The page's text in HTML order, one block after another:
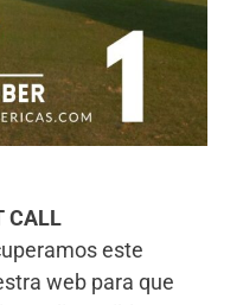
CALL
este
web para que